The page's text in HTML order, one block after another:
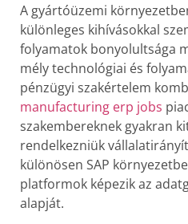
A gyártóüzemi
különleges kihívásokkal
folyamatok bonyolultsága
mély technológiai és
pénzügyi szakértelem
manufacturing erp jobs
szakembereknek gyakran
rendelkezniük
különösen SAP
platformok képezik az
alapját.